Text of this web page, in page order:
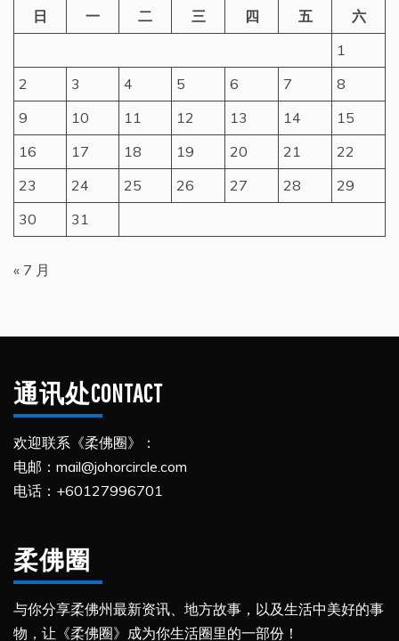
日
一 二 三 四 五
六
1
2
3 4 5 6 7
8
9
10 11 12 13 14
15
16
17 18 19 20 21
22
23
24 25 26 27 28
29
30
31
« 7 月
通讯处CONTACT
欢迎联系《柔佛圈》：
电邮：mail@johorcircle.com
电话：+60127996701
柔佛圈
与你分享柔佛州最新资讯、地方故事，以及生活中美好的事
物，让《柔佛圈》成为你生活圈里的一部份！